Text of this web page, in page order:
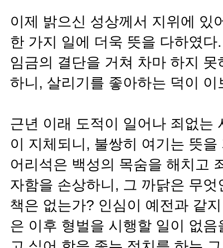
이제 밝으신 성상께서 지위에 있
한 가지 일에 더욱 뜻을 다하였
임금의 결단을 거쳐 차마 하지
하니, 살리기를 좋아하는 덕이
근년 이래 도적이 일어나 죄없는
이 지체되니, 불쌍히 여기는 뜻
어리석은 백성의 목숨을 해치고
자함을 손상하니, 그 까닭은 무
책은 없는가? 인심이 예전과 같
은 이후 형벌을 시행할 일이 없